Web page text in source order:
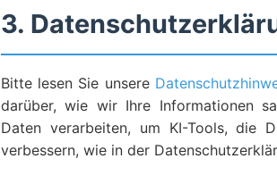
3.
Bitte lesen Sie unsere
darüber, wie wir Ihre Informationen
Daten verarbeiten, um KI-Tools, die
verbessern, wie in der